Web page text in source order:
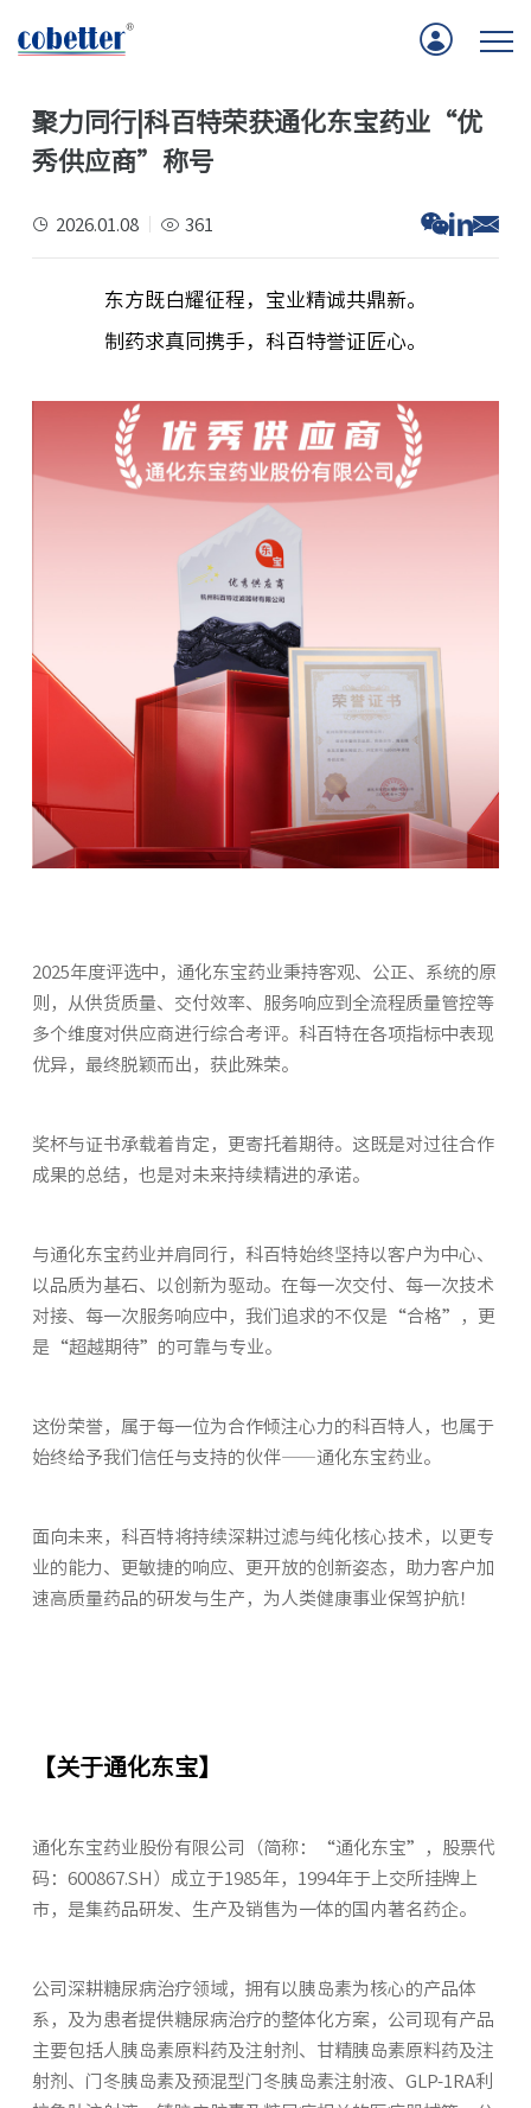
首页
应用
服务支持
联系我们
聚力同行|科百特荣获通化东宝药业“优
秀供应商”称号
2026.01.08 361
东方既白耀征程，宝业精诚共鼎新。
制药求真同携手，科百特誉证匠心。
2025年度评选中，通化东宝药业秉持客观、公正、系统的原
则，从供货质量、交付效率、服务响应到全流程质量管控等
多个维度对供应商进行综合考评。科百特在各项指标中表现
优异，最终脱颖而出，获此殊荣。
奖杯与证书承载着肯定，更寄托着期待。这既是对过往合作
成果的总结，也是对未来持续精进的承诺。
与通化东宝药业并肩同行，科百特始终坚持以客户为中心、
以品质为基石、以创新为驱动。在每一次交付、每一次技术
对接、每一次服务响应中，我们追求的不仅是“合格”，更
是“超越期待”的可靠与专业。
这份荣誉，属于每一位为合作倾注心力的科百特人，也属于
始终给予我们信任与支持的伙伴——通化东宝药业。
面向未来，科百特将持续深耕过滤与纯化核心技术，以更专
业的能力、更敏捷的响应、更开放的创新姿态，助力客户加
速高质量药品的研发与生产，为人类健康事业保驾护航！
【关于通化东宝】
通化东宝药业股份有限公司（简称：“通化东宝”，股票代
码：600867.SH）成立于1985年，1994年于上交所挂牌上
市，是集药品研发、生产及销售为一体的国内著名药企。
公司深耕糖尿病治疗领域，拥有以胰岛素为核心的产品体
系，及为患者提供糖尿病治疗的整体化方案，公司现有产品
主要包括人胰岛素原料药及注射剂、甘精胰岛素原料药及注
射剂、门冬胰岛素及预混型门冬胰岛素注射液、GLP-1RA利